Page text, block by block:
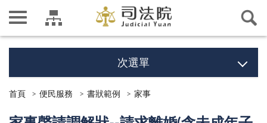
次選單
首頁 便民服務 書狀範例 家事